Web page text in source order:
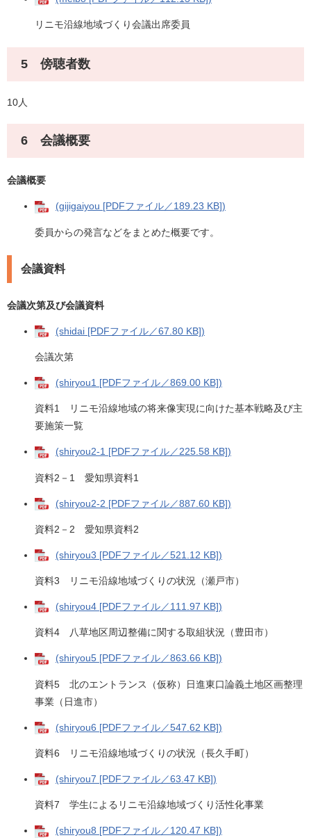
リニモ沿線地域づくり会議出席委員
5 傍聴者数
10人
6 会議概要
会議概要
(gijigaiyou [PDFファイル／189.23 KB])
委員からの発言などをまとめた概要です。
会議資料
会議次第及び会議資料
(shidai [PDFファイル／67.80 KB])
会議次第
(shiryou1 [PDFファイル／869.00 KB])
資料1 リニモ沿線地域の将来像実現に向けた基本戦略及び主
要施策一覧
(shiryou2-1 [PDFファイル／225.58 KB])
資料2－1 愛知県資料1
(shiryou2-2 [PDFファイル／887.60 KB])
資料2－2 愛知県資料2
(shiryou3 [PDFファイル／521.12 KB])
資料3 リニモ沿線地域づくりの状況（瀬戸市）
(shiryou4 [PDFファイル／111.97 KB])
資料4 八草地区周辺整備に関する取組状況（豊田市）
(shiryou5 [PDFファイル／863.66 KB])
資料5 北のエントランス（仮称）日進東口論義土地区画整理
事業（日進市）
(shiryou6 [PDFファイル／547.62 KB])
資料6 リニモ沿線地域づくりの状況（長久手町）
(shiryou7 [PDFファイル／63.47 KB])
資料7 学生によるリニモ沿線地域づくり活性化事業
(shiryou8 [PDFファイル／120.47 KB])